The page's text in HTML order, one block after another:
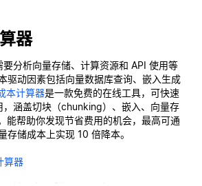
器
要分析向量存储、计算资源和 API 使用等
驱动因素包括向量数据库查询、嵌入生成
本计算器是一款免费的在线工具，可快速
，涵盖切块（chunking）、嵌入、向量存
能帮助你发现节省费用的机会，最高可通
存储成本上实现 10 倍降本。
算器